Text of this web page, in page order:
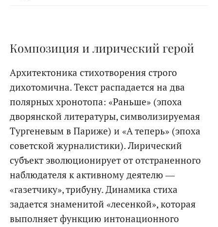
Композиция и лирический герой
Архитектоника стихотворения строго
дихотомична. Текст распадается на два
полярных хронотопа: «Раньше» (эпоха
дворянской литературы, символизируемая
Тургеневым в Париже) и «А теперь» (эпоха
советской журналистики). Лирический
субъект эволюционирует от отстраненного
наблюдателя к активному деятелю —
«газетчику», трибуну. Динамика стиха
задается знаменитой «лесенкой», которая
выполняет функцию интонационного